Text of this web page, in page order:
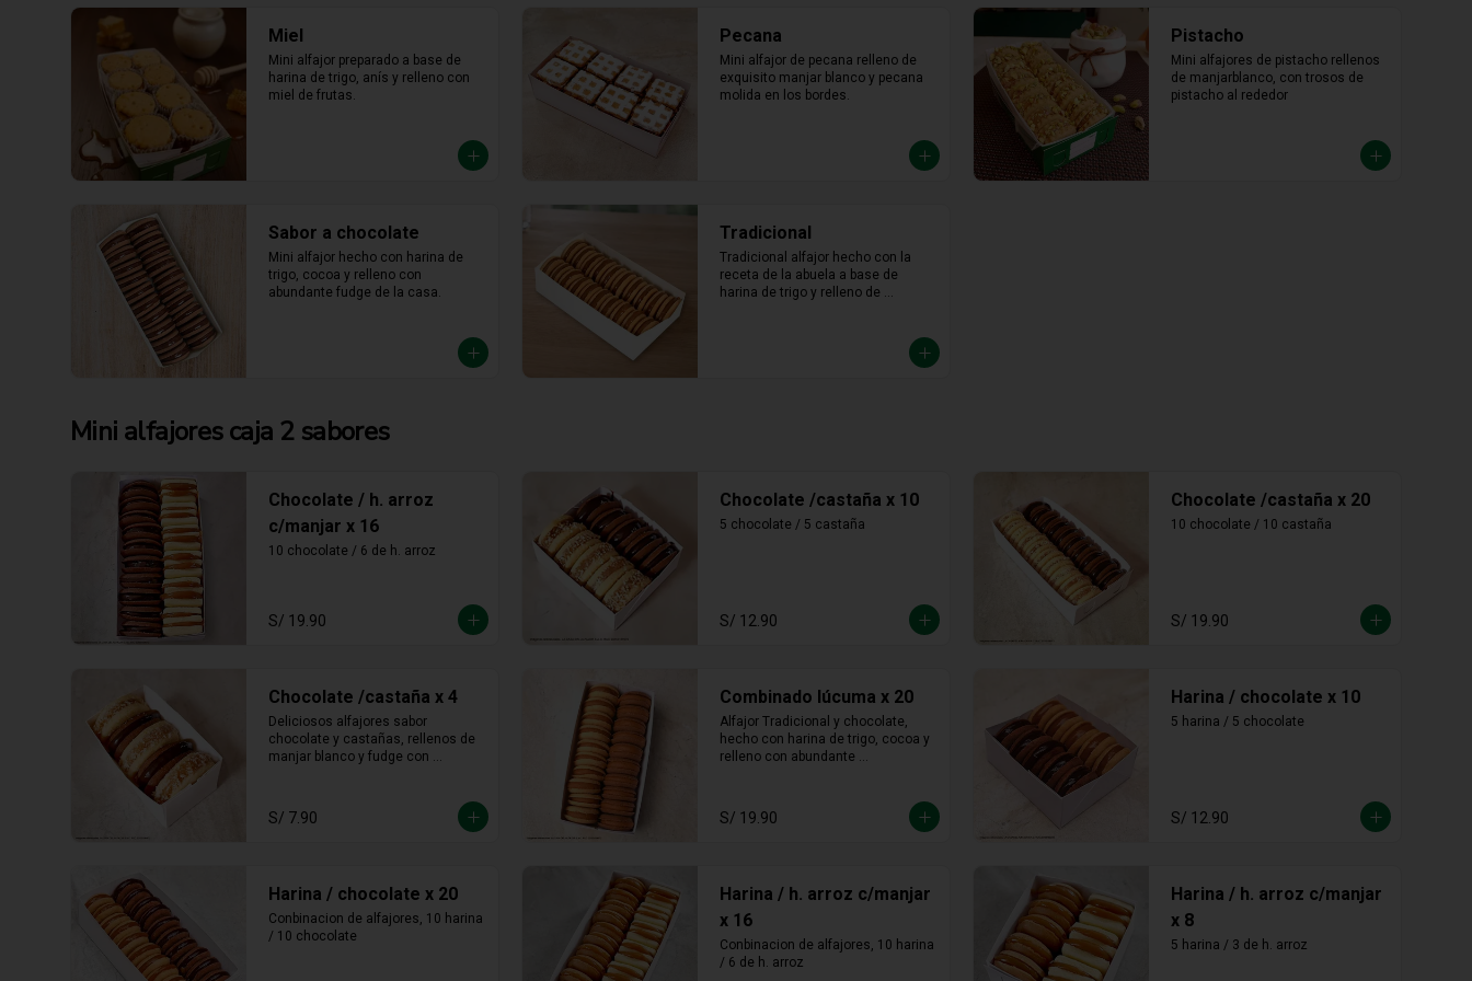
Miel
Mini alfajor preparado a base de
harina de trigo, anís y relleno con
miel de frutas.
Pecana
Mini alfajor de pecana relleno de
exquisito manjar blanco y pecana
molida en los bordes.
Pistacho
Mini alfajores de pistacho rellenos
de manjarblanco, con trosos de
pistacho al rededor
Sabor a chocolate
Mini alfajor hecho con harina de
trigo, cocoa y relleno con
abundante fudge de la casa.
Tradicional
Tradicional alfajor hecho con la
receta de la abuela a base de
harina de trigo y relleno de
Mini alfajores caja 2 sabores
Chocolate / h. arroz
c/manjar x 16
10 chocolate / 6 de h. arroz
S/ 19.90
Chocolate /castaña x 10
5 chocolate / 5 castaña
S/ 12.90
Chocolate /castaña x 20
10 chocolate / 10 castaña
S/ 19.90
Chocolate /castaña x 4
Deliciosos alfajores sabor
chocolate y castañas, rellenos de
manjar blanco y fudge con
S/ 7.90
Combinado lúcuma x 20
Alfajor Tradicional y chocolate,
hecho con harina de trigo, cocoa y
relleno con abundante
S/ 19.90
Harina / chocolate x 10
5 harina / 5 chocolate
S/ 12.90
Harina / chocolate x 20
Conbinacion de alfajores, 10 harina
/ 10 chocolate
Harina / h. arroz c/manjar
x 16
Conbinacion de alfajores, 10 harina
/ 6 de h. arroz
Harina / h. arroz c/manjar
x 8
5 harina / 3 de h. arroz